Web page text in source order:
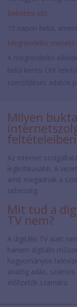
Bekötési idő:
Megrendelés menete:
Milyen
Az internet
legkritikusabb. A
amit megadnak a
sebesség.
Mit tud a
TV nem?
A digitális TV alatt
hanem digitális
hagyományos
analóg adás,
előfizetők számára.